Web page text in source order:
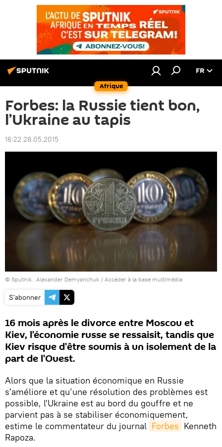
Afrique
FR
Forbes: la Russie tient bon,
l’Ukraine au tapis
16:22 28.05.2015
© Sputnik . Alexander Demyanchuk / Accéder à la base multimédia
S'abonner
16 mois après le divorce entre Moscou et
Kiev, l’économie russe se ressaisit, tandis que
Kiev risque d'être soumis à un isolement de la
part de l'Ouest.
Alors que la situation économique en Russie
s'améliore et qu’une résolution des problèmes est
possible, l'Ukraine est au bord du gouffre et ne
parvient pas à se stabiliser économiquement,
estime le commentateur du journal Forbes Kenneth
Rapoza.